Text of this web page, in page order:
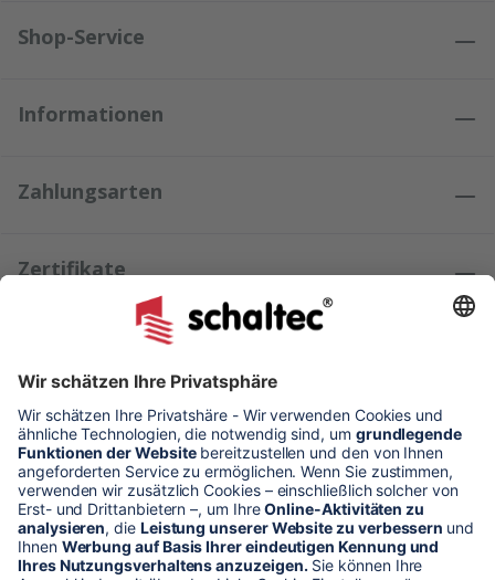
Shop-Service
Informationen
Zahlungsarten
Zertifikate
Kundenmeinungen